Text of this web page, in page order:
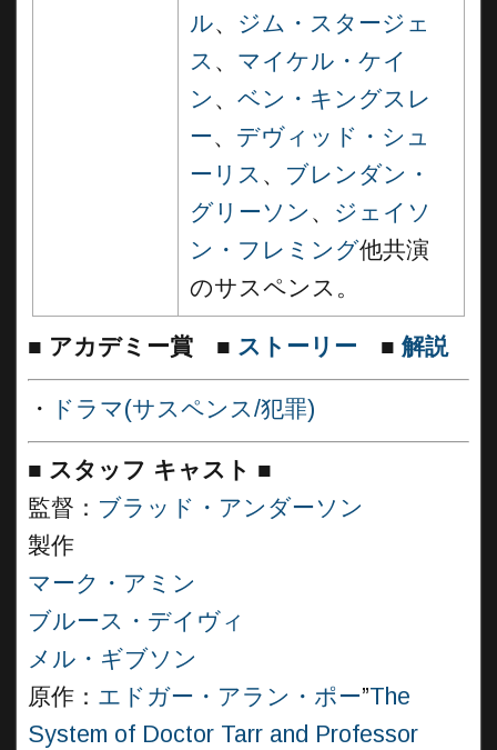
ル、 ジム・スタージェ
ス 、 マイケル・ケイ
ン 、 ベン・キングスレ
ー、 デヴィッド・シュ
ーリス 、 ブレンダン・
グリーソン 、 ジェイソ
ン・フレミング他共演
のサスペンス。
■ アカデミー賞 ■ ストーリー ■ 解説
・ ドラマ(サスペンス/犯罪)
■ スタッフ キャスト ■
監督： ブラッド・アンダーソン
製作
マーク・アミン
ブルース・デイヴィ
メル・ギブソン
原作： エドガー・アラン・ポー”The
System of Doctor Tarr and Professor